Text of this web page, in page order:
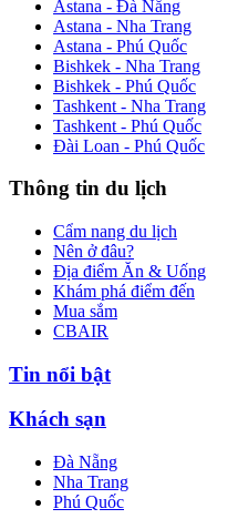
Astana - Đà Nẵng
Astana - Nha Trang
Astana - Phú Quốc
Bishkek - Nha Trang
Bishkek - Phú Quốc
Tashkent - Nha Trang
Tashkent - Phú Quốc
Đài Loan - Phú Quốc
Thông tin du lịch
Cẩm nang du lịch
Nên ở đâu?
Địa điểm Ăn & Uống
Khám phá điểm đến
Mua sắm
CBAIR
Tin nổi bật
Khách sạn
Đà Nẵng
Nha Trang
Phú Quốc